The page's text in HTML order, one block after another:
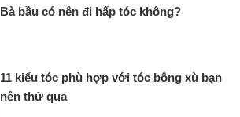
Bà bầu có nên đi hấp tóc không?
11 kiểu tóc phù hợp với tóc bông xù bạn
nên thử qua